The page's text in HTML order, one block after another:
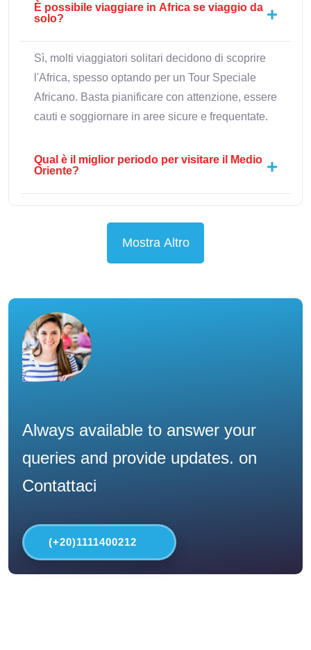
È possibile viaggiare in Africa se viaggio da
solo?
Sì, molti viaggiatori solitari decidono di scoprire
l'Africa, spesso optando per un Tour Speciale
Africano. Basta pianificare con attenzione, essere
cauti e soggiornare in aree sicure e frequentate.
Qual è il miglior periodo per visitare il Medio
Oriente?
Mostra Altro
Always available to answer your
queries and provide updates. on
Contattaci
(+20)1111400212